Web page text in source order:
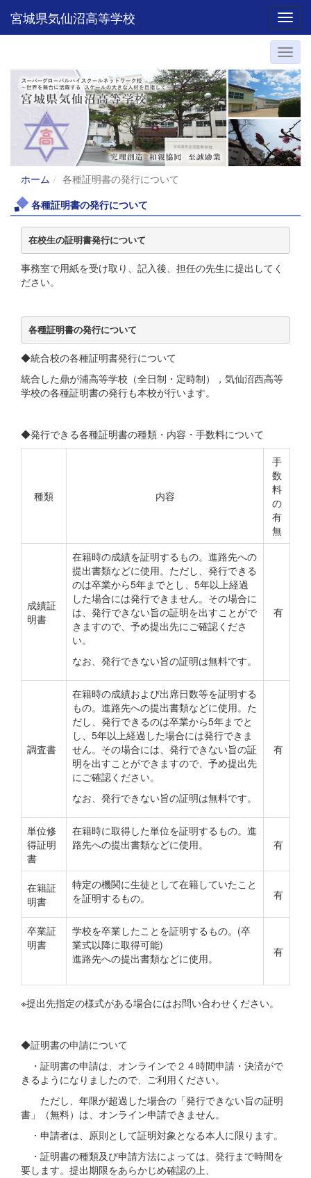
宮城県気仙沼高等学校
ホーム
各種証明書の発行について
各種証明書の発行について
在校生の証明書発行について
事務室で用紙を受け取り、記入後、担任の先生に提出してく
ださい。
各種証明書の発行について
◆統合校の各種証明書発行について
統合した鼎が浦高等学校（全日制・定時制），気仙沼西高等
学校の各種証明書の発行も本校が行います。
◆発行できる各種証明書の種類・内容・手数料について
種類 内容
手
数
料
の
有
無
成績証
明書
在籍時の成績を証明するもの。進路先への
提出書類などに使用。ただし、発行できる
のは卒業から5年までとし、5年以上経過
した場合には発行できません。その場合に
は、発行できない旨の証明を出すことがで
きますので、予め提出先にご確認くださ
い。
なお、発行できない旨の証明は無料です。
有
調査書
在籍時の成績および出席日数等を証明する
もの。進路先への提出書類などに使用。た
だし、発行できるのは卒業から5年までと
し、5年以上経過した場合には発行できま
せん。その場合には、発行できない旨の証
明を出すことができますので、予め提出先
にご確認ください。
なお、発行できない旨の証明は無料です。
有
単位修
得証明
書
在籍時に取得した単位を証明するもの。進
路先への提出書類などに使用。
有
在籍証
明書
特定の機関に生徒として在籍していたこと
を証明するもの。
有
卒業証
明書
学校を卒業したことを証明するもの。(卒
業式以降に取得可能)
進路先への提出書類などに使用。
有
※提出先指定の様式がある場合にはお問い合わせください。
◆証明書の申請について
・証明書の申請は、オンラインで２４時間申請・決済がで
きるようになりましたので、ご利用ください。
ただし、年限が超過した場合の「発行できない旨の証明
書」（無料）は、オンライン申請できません。
・申請者は、原則として証明対象となる本人に限ります。
・証明書の種類及び申請方法によっては、発行まで時間を
要します。提出期限をあらかじめ確認の上、